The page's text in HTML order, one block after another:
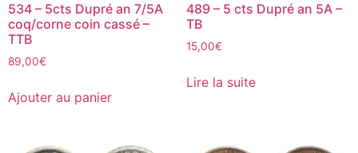
534 – 5cts Dupré an 7/5A
coq/corne coin cassé –
TTB
89,00€
Ajouter au panier
489 – 5 cts Dupré an 5A –
TB
15,00€
Lire la suite